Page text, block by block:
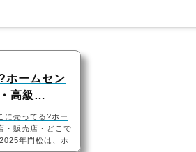
ホームセン
高級…
に売ってる?ホー
・販売店・どこで
年門松は、ホ